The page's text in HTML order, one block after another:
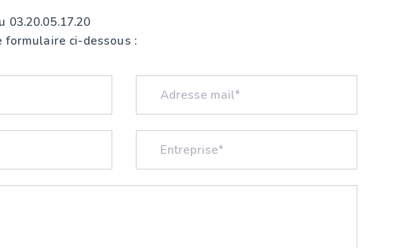
03.20.05.17.20
formulaire ci-dessous :